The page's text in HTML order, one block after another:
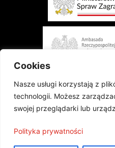
Cookies
Nasze usługi korzystają z
technologii. Możesz
swojej przeglądarki lub
Polityka prywatności
Projekt finansowany przez Ministerstwo
Polskiej w konkursie „Polonia i Polacy